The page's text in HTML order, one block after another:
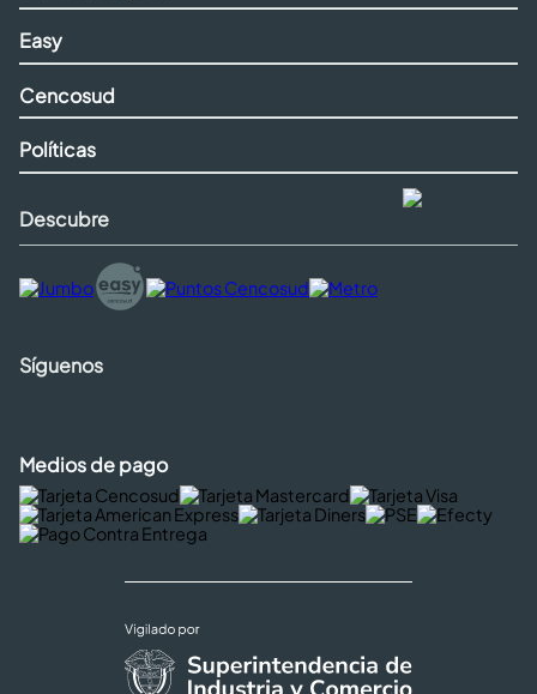
Easy
Cencosud
Políticas
Descubre
Síguenos
Medios de pago